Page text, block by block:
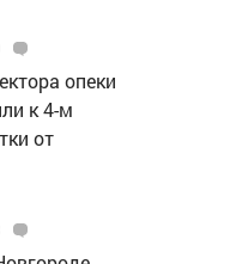
опеки
к 4-м
от